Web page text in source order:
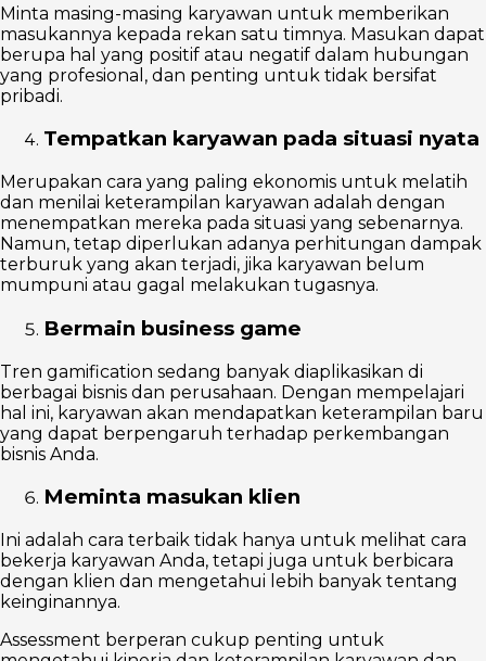
Minta masing-masing karyawan untuk memberikan
masukannya kepada rekan satu timnya. Masukan dapat
berupa hal yang positif atau negatif dalam hubungan
yang profesional, dan penting untuk tidak bersifat
pribadi.
Tempatkan karyawan pada situasi nyata
Merupakan cara yang paling ekonomis untuk melatih
dan menilai keterampilan karyawan adalah dengan
menempatkan mereka pada situasi yang sebenarnya.
Namun, tetap diperlukan adanya perhitungan dampak
terburuk yang akan terjadi, jika karyawan belum
mumpuni atau gagal melakukan tugasnya.
Bermain business game
Tren gamification sedang banyak diaplikasikan di
berbagai bisnis dan perusahaan. Dengan mempelajari
hal ini, karyawan akan mendapatkan keterampilan baru
yang dapat berpengaruh terhadap perkembangan
bisnis Anda.
Meminta masukan klien
Ini adalah cara terbaik tidak hanya untuk melihat cara
bekerja karyawan Anda, tetapi juga untuk berbicara
dengan klien dan mengetahui lebih banyak tentang
keinginannya.
Assessment berperan cukup penting untuk